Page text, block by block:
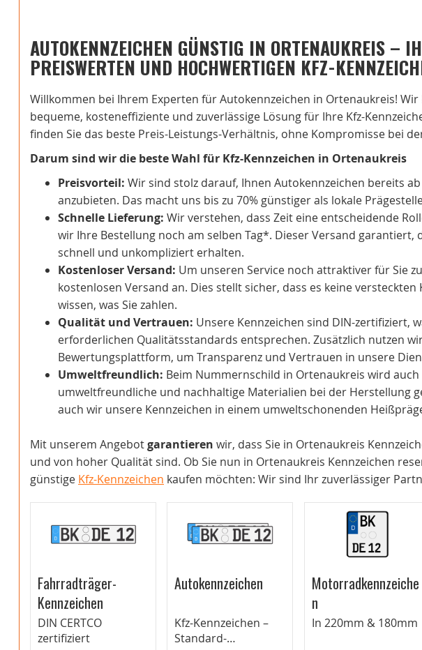
AUTOKENNZEICHEN GÜNSTIG IN ORTENAUKREIS –
PREISWERTEN UND HOCHWERTIGEN KFZ-
Willkommen bei Ihrem Experten für Autokennzeichen in Ortenaukreis!
bequeme, kosteneffiziente und zuverlässige Lösung für Ihre Kfz-
finden Sie das beste Preis-Leistungs-Verhältnis, ohne Kompromisse bei
Darum sind wir die beste Wahl für Kfz-Kennzeichen in Ortenaukreis
Preisvorteil: Wir sind stolz darauf, Ihnen Autokennzeichen bereits
anzubieten. Das macht uns bis zu 70% günstiger als lokale
Schnelle Lieferung: Wir verstehen, dass Zeit eine entscheidende
wir Ihre Bestellung noch am selben Tag*. Dieser Versand garantiert,
schnell und unkompliziert erhalten.
Kostenloser Versand: Um unseren Service noch attraktiver für Sie
kostenlosen Versand an. Dies stellt sicher, dass es keine versteckten
wissen, was Sie zahlen.
Qualität und Vertrauen: Unsere Kennzeichen sind DIN-zertifiziert,
erforderlichen Qualitätsstandards entsprechen. Zusätzlich nutzen
Bewertungsplattform, um Transparenz und Vertrauen in unsere
Umweltfreundlich: Beim Nummernschild in Ortenaukreis wird
umweltfreundliche und nachhaltige Materialien bei der Herstellung
auch wir unsere Kennzeichen in einem umweltschonenden
Mit unserem Angebotgarantieren wir, dass Sie in Ortenaukreis
und von hoher Qualität sind. Ob Sie nun in Ortenaukreis Kennzeichen
günstige Kfz-Kennzeichen kaufen möchten: Wir sind Ihr zuverlässiger
Fahrradträger-
Kennzeichen
DIN CERTCO
zertifiziert
Autokennzeichen
Kfz-Kennzeichen –
Standard-
Motorradkennzeiche
n
In 220mm & 180mm